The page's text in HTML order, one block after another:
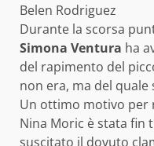
Belen Rodriguez
Durante la scorsa
Simona Ventura ha
del rapimento del
non era, ma del
Un ottimo motivo per
Nina Moric è stata fin
suscitato il dovuto